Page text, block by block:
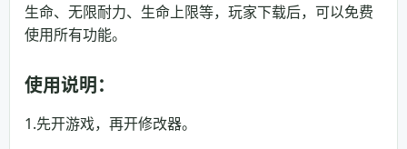
生命、无限耐力、生命上限等，玩家下载后，可以免费
使用所有功能。
使用说明：
1.先开游戏，再开修改器。